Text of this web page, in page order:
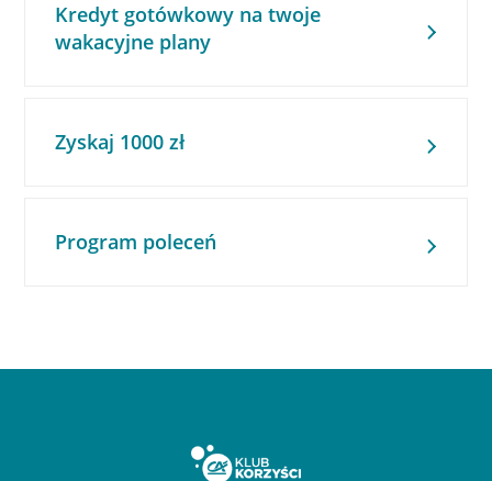
Kredyt gotówkowy na twoje
wakacyjne plany
Zyskaj 1000 zł
Program poleceń